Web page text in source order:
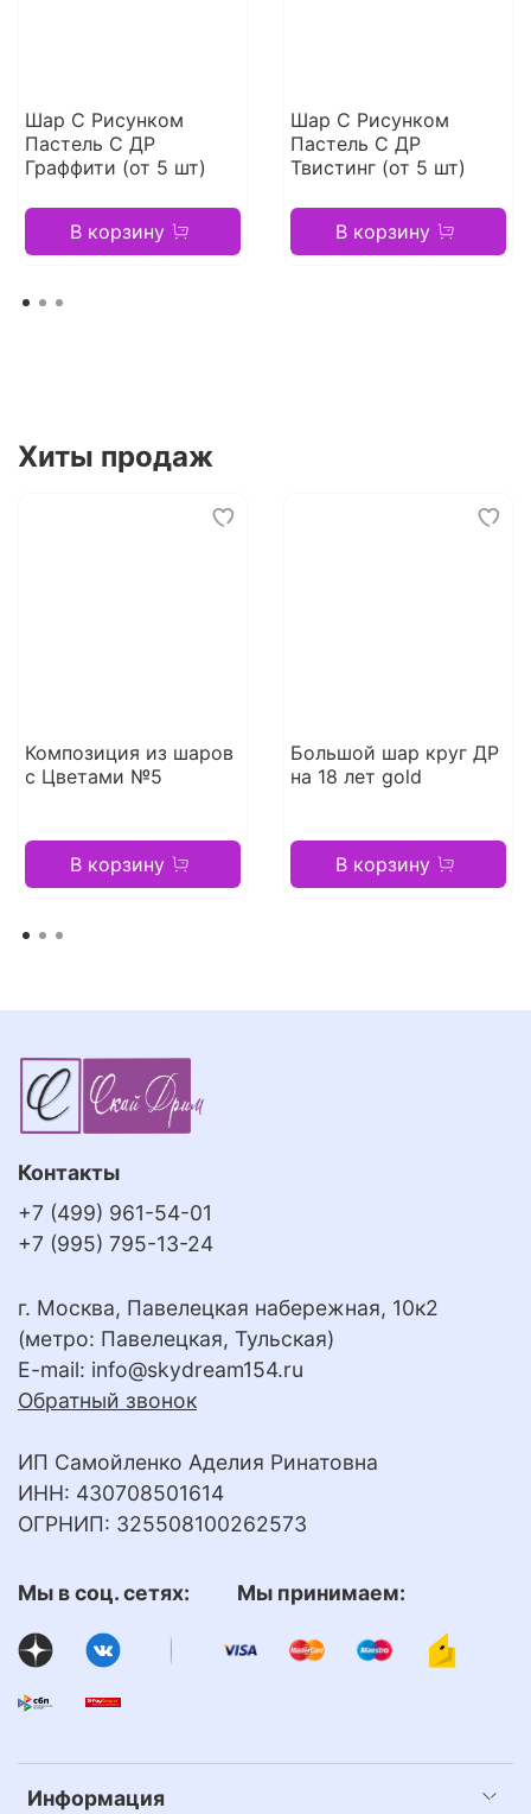
Шар С Рисунком
Пастель С ДР
Граффити (от 5 шт)
В корзину
Шар С Рисунком
Пастель С ДР
Твистинг (от 5 шт)
В корзину
Хиты продаж
Композиция из шаров
с Цветами №5
В корзину
Большой шар круг ДР
на 18 лет gold
В корзину
Информация
Контакты
+7 (499) 961-54-01
+7 (995) 795-13-24
г. Москва, Павелецкая набережная, 10к2
(метро: Павелецкая, Тульская)
E-mail: info@skydream154.ru
Обратный звонок
ИП Самойленко Аделия Ринатовна
ИНН: 430708501614
ОГРНИП: 325508100262573
Мы в соц. сетях: Мы принимаем: